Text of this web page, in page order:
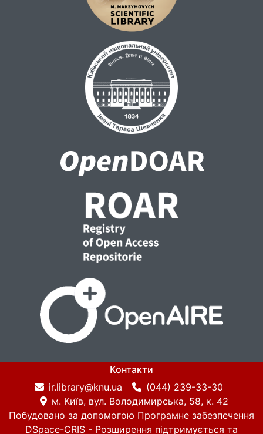
Контакти
ir.library@knu.ua
(044) 239-33-30
м. Київ, вул. Володимирська, 58, к. 42
Побудовано за допомогою Програмне забезпечення
DSpace-CRIS - Розширення підтримується та